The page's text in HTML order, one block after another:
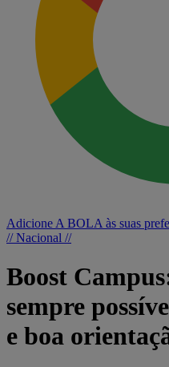
Adicione A BOLA às suas
// Nacional //
Boost
sempre
e boa